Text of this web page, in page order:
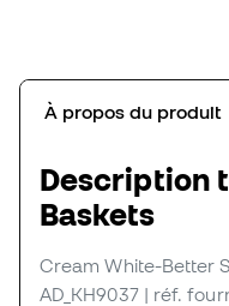
À propos du produit
Description
Baskets
Cream White-Better
AD_KH9037 | réf.